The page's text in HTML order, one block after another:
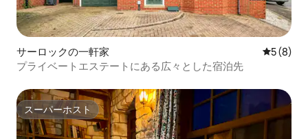
サーロックの一軒家 レビュー
5 (8)
プライベートエステートにある広々とした宿泊先
スーパーホスト
スーパーホスト